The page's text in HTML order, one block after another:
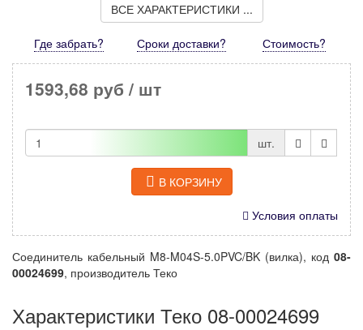
ВСЕ ХАРАКТЕРИСТИКИ ...
Где забрать? Сроки доставки? Стоимость?
1593,68 руб / шт
шт.
В КОРЗИНУ
Условия оплаты
Соединитель кабельный M8-M04S-5.0PVC/BK (вилка), код 08-
00024699, производитель Теко
Характеристики Теко 08-00024699